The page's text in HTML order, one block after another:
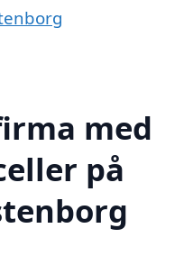
med
på